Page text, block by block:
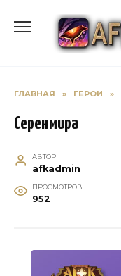
содержанию
ГЛАВНАЯ » ГЕРОИ »
Серенмира
АВТОР
afkadmin
ПРОСМОТРОВ
952